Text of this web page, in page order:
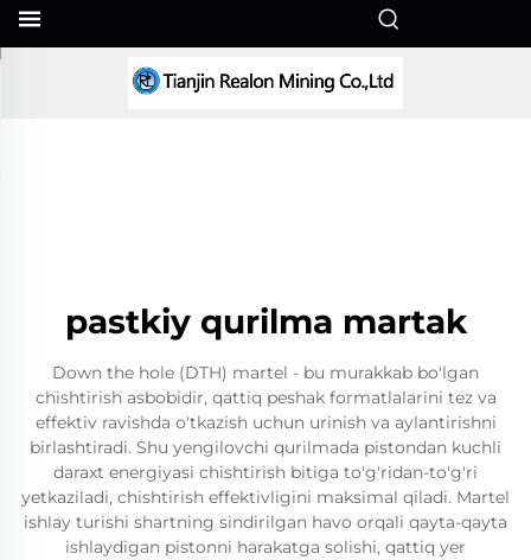
pastkiy qurilma martak
Down the hole (DTH) martel - bu murakkab bo'lgan
chishtirish asbobidir, qattiq peshak formatlalarini tez va
effektiv ravishda o'tkazish uchun urinish va aylantirishni
birlashtiradi. Shu yengilovchi qurilmada pistondan kuchli
daraxt energiyasi chishtirish bitiga to'g'ridan-to'g'ri
yetkaziladi, chishtirish effektivligini maksimal qiladi. Martel
ishlay turishi shartning sindirilgan havo orqali qayta-qayta
ishlaydigan pistonni harakatga solishi, qattiq yer